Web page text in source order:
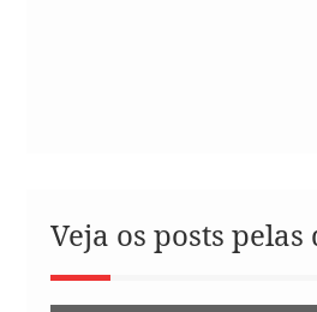
Veja os posts pelas